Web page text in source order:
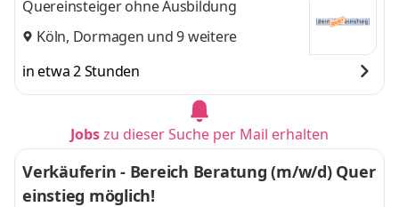
Quereinsteiger ohne Ausbildung
Köln, Dormagen und 9 weitere
in etwa 2 Stunden
Jobszu dieser Suche per Mail erhalten
Verkäuferin - Bereich Beratung (m/w/d) Quer
einstieg möglich!